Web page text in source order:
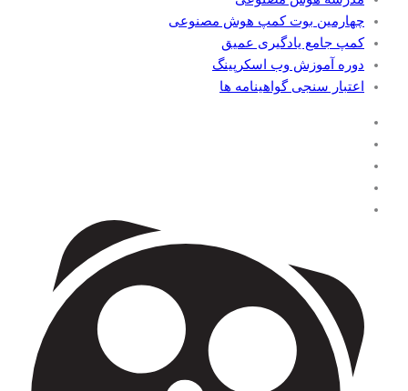
چهارمین بوت کمپ هوش مصنوعی
کمپ جامع یادگیری عمیق
دوره آموزش وب اسکرپینگ
اعتبار سنجی گواهینامه ها